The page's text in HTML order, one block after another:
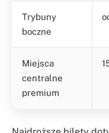
Trybuny
boczne
Miejsca
centralne
premium